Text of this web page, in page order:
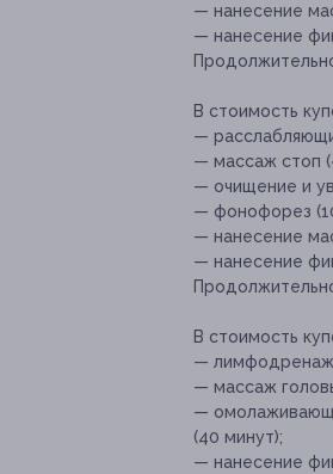
— нанесение
— нанесение
В стоимость
—
— массаж стоп
— очищение и
— фонофорез
— нанесение
— нанесение
В стоимость
—
— массаж
—
(40 минут);
— нанесение